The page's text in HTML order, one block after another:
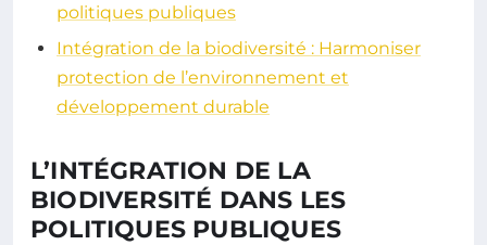
politiques publiques
Intégration de la biodiversité : Harmoniser
protection de l’environnement et
développement durable
L’INTÉGRATION DE LA
BIODIVERSITÉ DANS LES
POLITIQUES PUBLIQUES